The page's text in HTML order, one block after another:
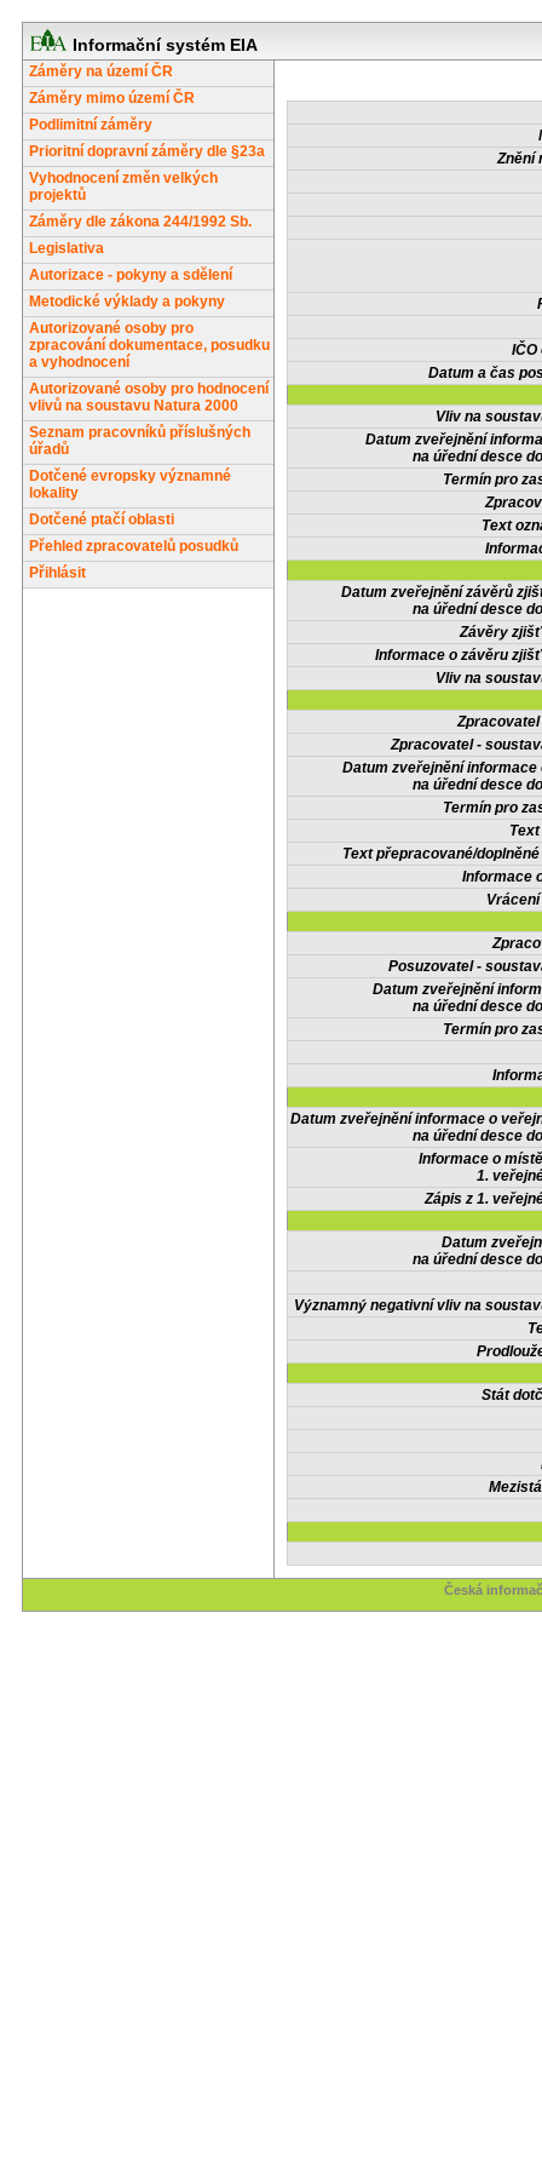
Informační systém EIA
Záměry na území ČR
Záměry mimo území ČR
Podlimitní záměry
Prioritní dopravní záměry dle §23a
Vyhodnocení změn velkých
projektů
Záměry dle zákona 244/1992 Sb.
Legislativa
Autorizace - pokyny a sdělení
Metodické výklady a pokyny
Autorizované osoby pro
zpracování dokumentace, posudku
a vyhodnocení
Autorizované osoby pro hodnocení
vlivů na soustavu Natura 2000
Seznam pracovníků příslušných
úřadů
Dotčené evropsky významné
lokality
Dotčené ptačí oblasti
Přehled zpracovatelů posudků
Přihlásit
Znění
IČO
Datum a čas
Vliv na
Datum zveřejnění
na úřední desce
Termín pro
Text
Datum zveřejnění závěrů
na úřední desce
Závěry
Informace o závěru
Vliv na
Zpracovatel -
Datum zveřejnění informace
na úřední desce
Termín pro
Text přepracované/
Informace
Posuzovatel -
Datum zveřejnění
na úřední desce
Termín pro
Datum zveřejnění informace o
na úřední desce
Informace o
1.
Zápis z 1.
Datum
na úřední desce
Významný negativní vliv na
Stát
Česká